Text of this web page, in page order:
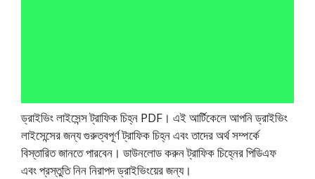
ড্রাইভিং লাইসেন্স ট্রাফিক চিহ্ন PDF। এই আর্টিকেলে আপনি ড্রাইভিং
লাইসেন্সের জন্য গুরুত্বপূর্ণ ট্রাফিক চিহ্ন এবং তাদের অর্থ সম্পর্কে
বিস্তারিত জানতে পারবেন। ডাউনলোড করুন ট্রাফিক চিহ্নের পিডিএফ
এবং প্রস্তুতি নিন নিরাপদ ড্রাইভিংয়ের জন্য।